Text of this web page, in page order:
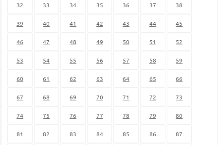
32 33 34 35 36 37 38
39 40 41 42 43 44 45
46 47 48 49 50 51 52
53 54 55 56 57 58 59
60 61 62 63 64 65 66
67 68 69 70 71 72 73
74 75 76 77 78 79 80
81 82 83 84 85 86 87